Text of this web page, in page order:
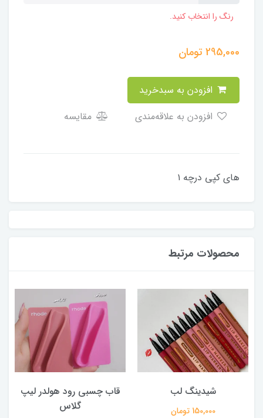
رنگ را انتخاب کنید.
295,000تومان
مقایسه
​​​​های کپی درچه ۱
محصولات مرتبط
شیدینگ لب
150,000 تومان
قاب چسبی رود هولدر لیپ
گلاس